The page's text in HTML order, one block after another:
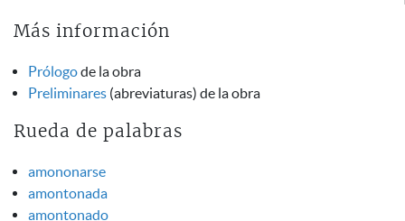
Más información
Prólogode la obra
Preliminares (abreviaturas) de la obra
Rueda de palabras
amononarse
amontonada
amontonado